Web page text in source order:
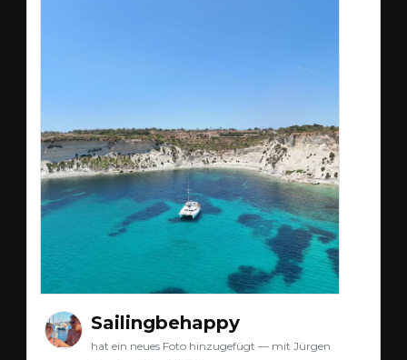
Sailingbehappy
hat ein neues Foto hinzugefügt — mit Jürgen